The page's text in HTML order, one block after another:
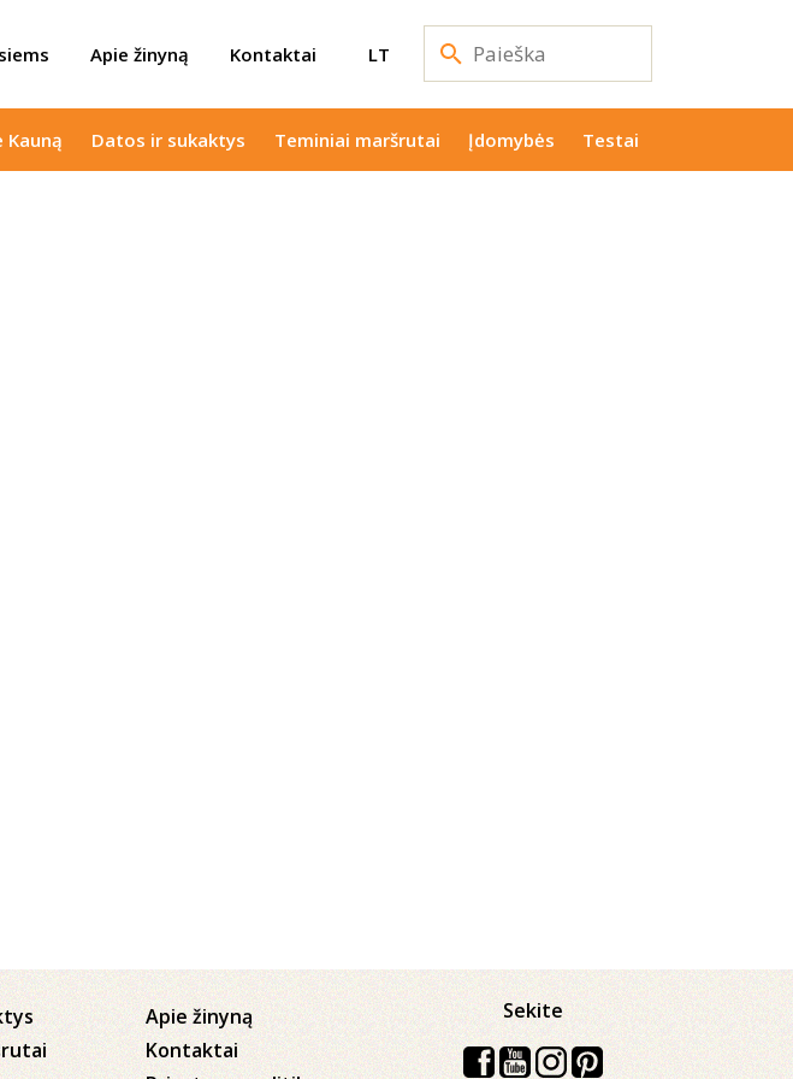
Apie žinyną Kontaktai LT
Datos ir sukaktys Teminiai maršrutai Įdomybės Testai
Apie žinyną
Kontaktai
Sekite